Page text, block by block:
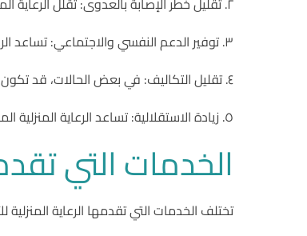
٣. توفير الدعم النفسي والاجتماعي: تساعد الرعاية المنزلية المريض وأسرته على التعامل مع التحديات النفسية والاجتماعية التي يواجهونها.
٤. تقليل التكاليف: في بعض الحالات، قد تكون الرعاية المنزلية أقل تكلفة من الرعاية في المستشفى.
٥. زيادة الاستقلالية: تساعد الرعاية المنزلية المريض على الحفاظ على قدر أكبر من الاستقلالية في حياته اليومية.
الخدمات التي
تختلف الخدمات التي تقدمها الرعاية